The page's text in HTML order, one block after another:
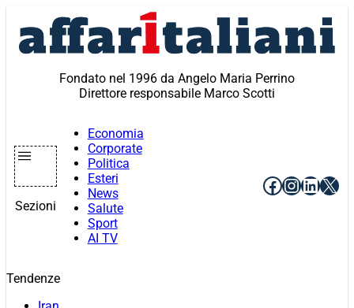
contenuto
Fondato nel 1996 da Angelo Maria Perrino
Direttore responsabile Marco Scotti
Sezioni
Economia
Corporate
Politica
Esteri
News
Salute
Sport
AI TV
Facebook
X
Tendenze